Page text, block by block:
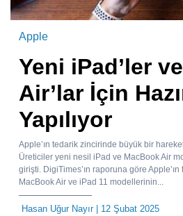
Apple
Yeni iPad’ler
Air’lar İçin
Yapılıyor
Apple’ın tedarik zincirinde büyük bir
Üreticiler yeni nesil iPad ve MacBook Air
girişti. DigiTimes’ın raporuna göre
MacBook Air ve iPad 11 modellerinin...
Hasan Uğur Nayır| 12 Şubat 2025